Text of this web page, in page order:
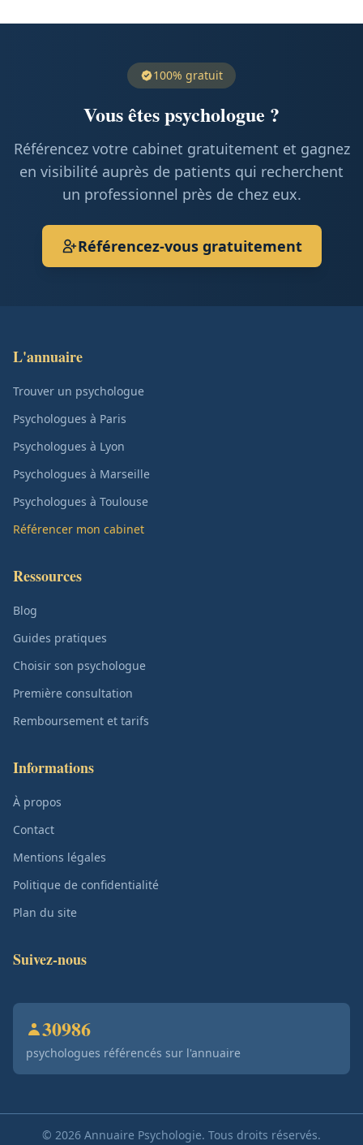
100% gratuit
Vous êtes psychologue ?
Référencez votre cabinet gratuitement et gagnez
en visibilité auprès de patients qui recherchent
un professionnel près de chez eux.
Référencez-vous gratuitement
L'annuaire
Trouver un psychologue
Psychologues à Paris
Psychologues à Lyon
Psychologues à Marseille
Psychologues à Toulouse
Référencer mon cabinet
Ressources
Blog
Guides pratiques
Choisir son psychologue
Première consultation
Remboursement et tarifs
Informations
À propos
Contact
Mentions légales
Politique de confidentialité
Plan du site
Suivez-nous
30986
psychologues référencés sur l'annuaire
© 2026 Annuaire Psychologie. Tous droits réservés.